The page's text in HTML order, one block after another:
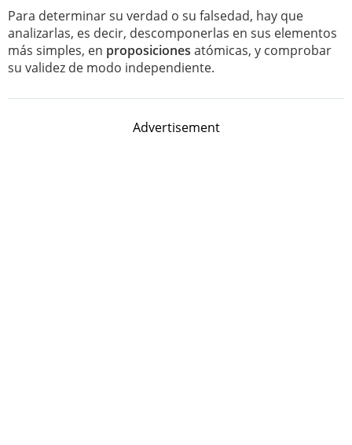
Para determinar su verdad o su falsedad, hay que
analizarlas, es decir, descomponerlas en sus elementos
más simples, en proposiciones atómicas, y comprobar
su validez de modo independiente.
Advertisement